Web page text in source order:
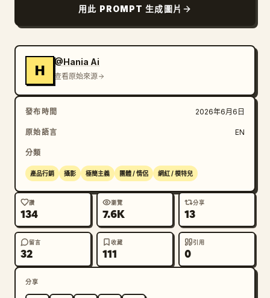
插口袋靠在牆板前。
光，細膩的底片顆粒感，清晰的服裝紋理，乾淨的攝影棚背
景，除了原本的牛仔褲在黑白中呈現灰色外，不含其他顏
色。使用帶有不均勻纖維和層次感拼貼陰影的撕裂白色紙
邊。無文字、無標誌、無浮水印、無裝飾貼紙，除幕後碎片
中的攝影師外，不包含其他人物。
用此 PROMPT 生成圖片
H
@Hania Ai
查看原始來源
發布時間 2026年6月6日
原始語言 EN
分類
產品行銷 攝影 極簡主義 團體 / 情侶 網紅 / 模特兒
讚
134
瀏覽
7.6K
分享
13
留言
32
收藏
111
引用
0
分享